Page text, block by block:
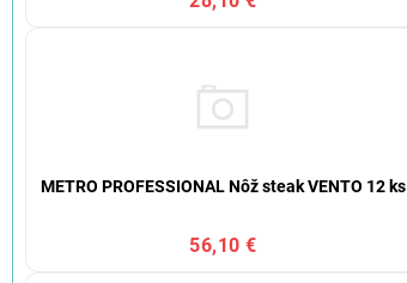
METRO PROFESSIONAL Nôž steak VENTO 12 ks
56,10 €